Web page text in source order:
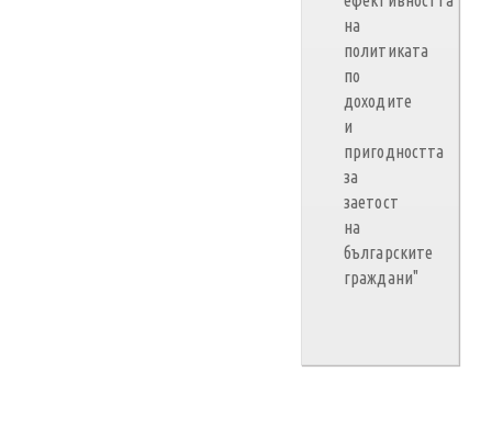
на
политиката
по
доходите
и
пригодността
за
заетост
на
българските
граждани"